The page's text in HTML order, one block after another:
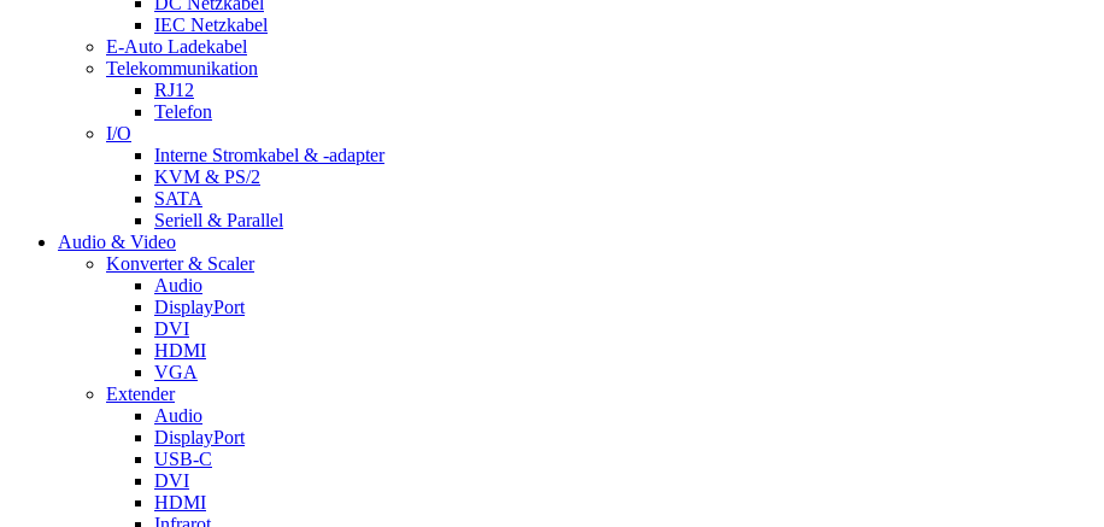
IEC Netzkabel
E-Auto Ladekabel
Telekommunikation
RJ12
Telefon
I/O
Interne Stromkabel & -adapter
KVM & PS/2
SATA
Seriell & Parallel
Audio & Video
Konverter & Scaler
Audio
DisplayPort
DVI
HDMI
VGA
Extender
Audio
DisplayPort
USB-C
DVI
HDMI